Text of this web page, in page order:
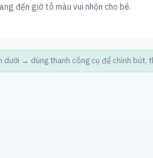
đến giờ tô màu vui nhộn cho bé.
→ dùng thanh công cụ để chỉnh bút,